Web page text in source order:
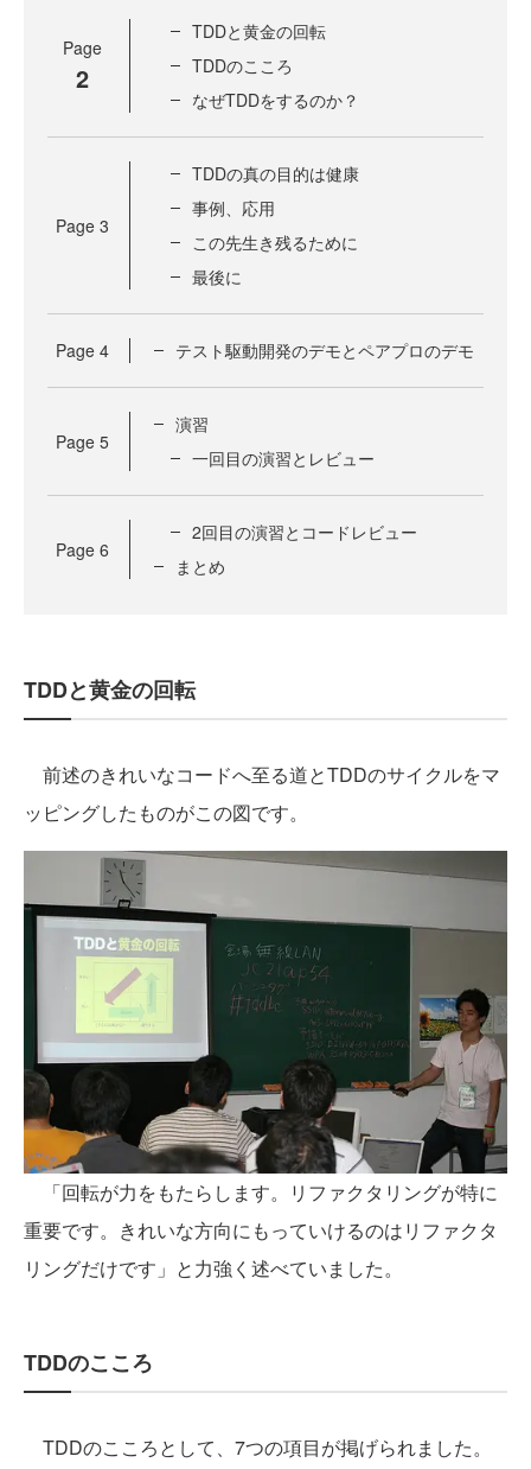
Page
2
TDDと黄金の回転
TDDのこころ
なぜTDDをするのか？
Page 3
TDDの真の目的は健康
事例、応用
この先生き残るために
最後に
Page 4 テスト駆動開発のデモとペアプロのデモ
Page 5
演習
一回目の演習とレビュー
Page 6
2回目の演習とコードレビュー
まとめ
TDDと黄金の回転
前述のきれいなコードへ至る道とTDDのサイクルをマ
ッピングしたものがこの図です。
「回転が力をもたらします。リファクタリングが特に
重要です。きれいな方向にもっていけるのはリファクタ
リングだけです」と力強く述べていました。
TDDのこころ
TDDのこころとして、7つの項目が掲げられました。